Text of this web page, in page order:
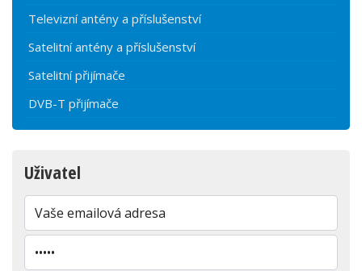
Televizní antény a příslušenství
Satelitní antény a příslušenství
Satelitní přijímače
DVB-T přijímače
Uživatel